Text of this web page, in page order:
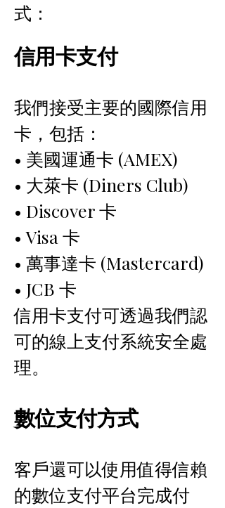
式：
信用卡支付
我們接受主要的國際信用
卡，包括：
• 美國運通卡 (AMEX)
• 大萊卡 (Diners Club)
• Discover 卡
• Visa 卡
• 萬事達卡 (Mastercard)
• JCB 卡
信用卡支付可透過我們認
可的線上支付系統安全處
理。
數位支付方式
客戶還可以使用值得信賴
的數位支付平台完成付